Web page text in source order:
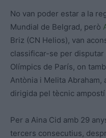
No van poder estar a la
Mundial de Belgrad, però
Briz (CN Helios), van
classificar-se per disputar
Olímpics de París, on
Antònia i Melita Abraham,
dirigida pel tècnic
Per a Aina Cid amb 29
tercers consecutius,